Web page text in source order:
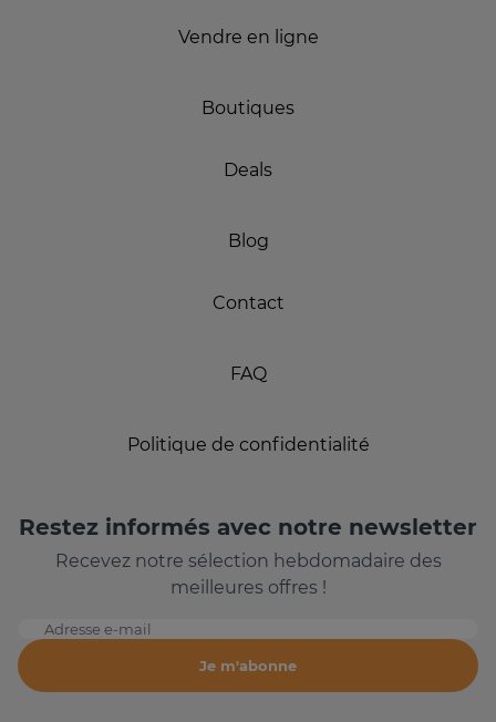
Vendre en ligne
Boutiques
Deals
Blog
Contact
FAQ
Politique de confidentialité
Restez informés avec notre newsletter
Recevez notre sélection hebdomadaire des
meilleures offres !
Adresse e-mail
Je m'abonne